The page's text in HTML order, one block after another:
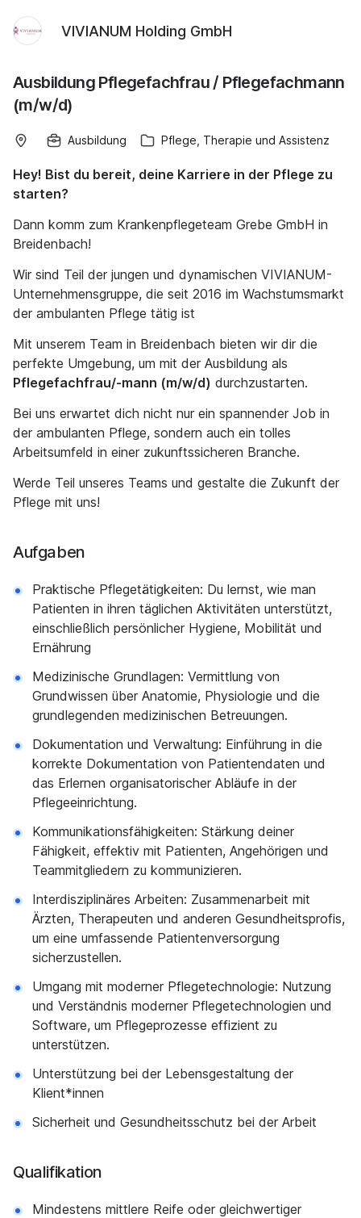
VIVIANUM Holding GmbH
Ausbildung Pflegefachfrau / Pflegefachmann
(m/w/d)
Ausbildung Pflege, Therapie und Assistenz
Hey! Bist du bereit, deine Karriere in der Pflege zu
starten?
Dann komm zum Krankenpflegeteam Grebe GmbH in
Breidenbach!
Wir sind Teil der jungen und dynamischen VIVIANUM-
Unternehmensgruppe, die seit 2016 im Wachstumsmarkt
der ambulanten Pflege tätig ist
Mit unserem Team in Breidenbach bieten wir dir die
perfekte Umgebung, um mit der Ausbildung als
Pflegefachfrau/-mann (m/w/d) durchzustarten.
Bei uns erwartet dich nicht nur ein spannender Job in
der ambulanten Pflege, sondern auch ein tolles
Arbeitsumfeld in einer zukunftssicheren Branche.
Werde Teil unseres Teams und gestalte die Zukunft der
Pflege mit uns!
Aufgaben
Praktische Pflegetätigkeiten: Du lernst, wie man
Patienten in ihren täglichen Aktivitäten unterstützt,
einschließlich persönlicher Hygiene, Mobilität und
Ernährung
Medizinische Grundlagen: Vermittlung von
Grundwissen über Anatomie, Physiologie und die
grundlegenden medizinischen Betreuungen.
Dokumentation und Verwaltung: Einführung in die
korrekte Dokumentation von Patientendaten und
das Erlernen organisatorischer Abläufe in der
Pflegeeinrichtung.
Kommunikationsfähigkeiten: Stärkung deiner
Fähigkeit, effektiv mit Patienten, Angehörigen und
Teammitgliedern zu kommunizieren.
Interdisziplinäres Arbeiten: Zusammenarbeit mit
Ärzten, Therapeuten und anderen Gesundheitsprofis,
um eine umfassende Patientenversorgung
sicherzustellen.
Umgang mit moderner Pflegetechnologie: Nutzung
und Verständnis moderner Pflegetechnologien und
Software, um Pflegeprozesse effizient zu
unterstützen.
Unterstützung bei der Lebensgestaltung der
Klient*innen
Sicherheit und Gesundheitsschutz bei der Arbeit
Qualifikation
Mindestens mittlere Reife oder gleichwertiger